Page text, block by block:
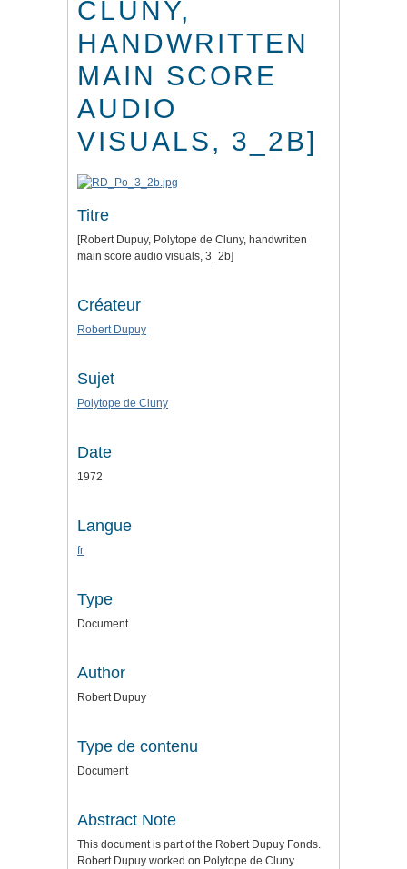
CLUNY,
HANDWRITTEN
MAIN SCORE
AUDIO
VISUALS, 3_2B]
Titre
[Robert Dupuy, Polytope de Cluny, handwritten
main score audio visuals, 3_2b]
Créateur
Robert Dupuy
Sujet
Polytope de Cluny
Date
1972
Langue
fr
Type
Document
Author
Robert Dupuy
Type de contenu
Document
Abstract Note
This document is part of the Robert Dupuy Fonds.
Robert Dupuy worked on Polytope de Cluny